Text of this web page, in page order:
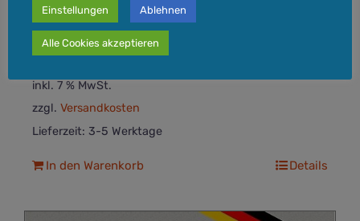
20,00€
inkl. 7 % MwSt.
zzgl. Versandkosten
Lieferzeit: 3-5 Werktage
In den Warenkorb Details
Einstellungen Ablehnen
Alle Cookies akzeptieren